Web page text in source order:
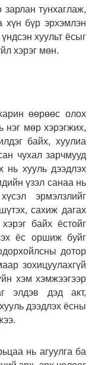
зарлан тунхаглаж,
хүн бүр эрхэмлэн
хуульт ёсыг
хэрэг мөн.
өөрөөс олох
нэг мөр хэрэгжих,
байх, хуулиа
чухал зарчмууд
нь хууль дээдлэх
үзэл санаа нь
эрмэлзлийг
сахиж дагах
байх ёстойг
ёс оршиж буйг
дотор
зохицуулахгүй
хэм хэмжээгээр
элдэв дэд акт,
дээдлэх ёсны
нь агуулга ба